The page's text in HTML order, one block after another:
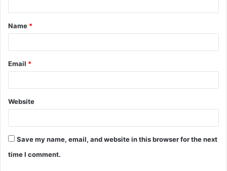
t
*
Name *
Email *
Website
Save my name, email, and website in this browser for the next
time I comment.